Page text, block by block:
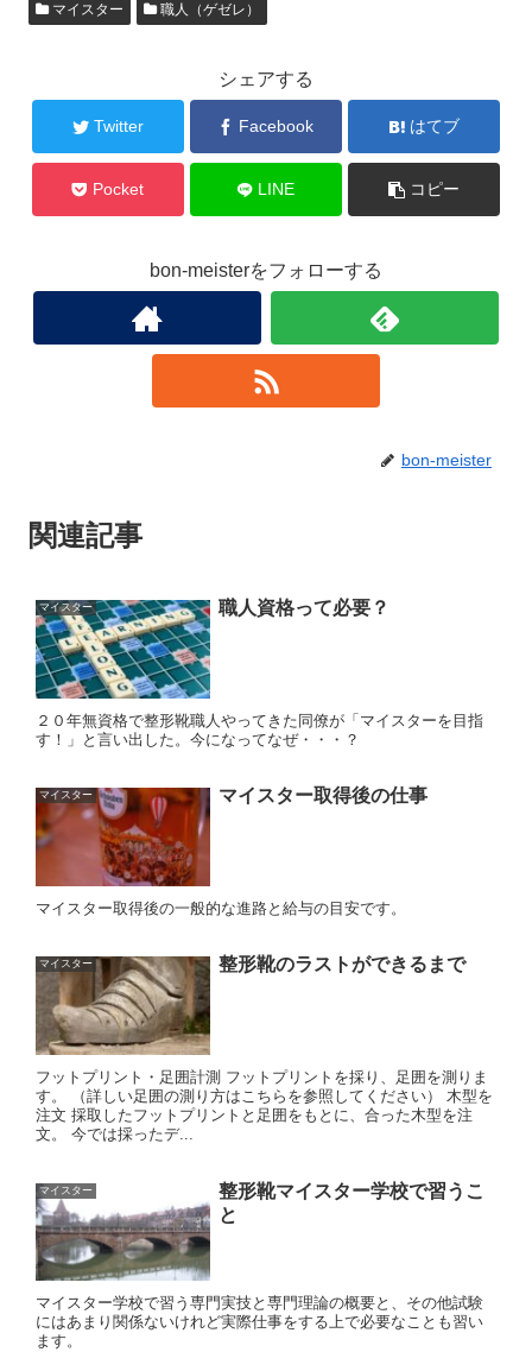
マイスター 職人（ゲゼレ）
シェアする
Twitter Facebook はてブ
Pocket LINE コピー
bon-meisterをフォローする
bon-meister
関連記事
マイスター 職人資格って必要？
２０年無資格で整形靴職人やってきた同僚が「マイスターを目指
す！」と言い出した。今になってなぜ・・・？
マイスター マイスター取得後の仕事
マイスター取得後の一般的な進路と給与の目安です。
マイスター 整形靴のラストができるまで
フットプリント・足囲計測 フットプリントを採り、足囲を測りま
す。 （詳しい足囲の測り方はこちらを参照してください） 木型を
注文 採取したフットプリントと足囲をもとに、合った木型を注
文。 今では採ったデ...
マイスター
整形靴マイスター学校で習うこ
と
マイスター学校で習う専門実技と専門理論の概要と、その他試験
にはあまり関係ないけれど実際仕事をする上で必要なことも習い
ます。